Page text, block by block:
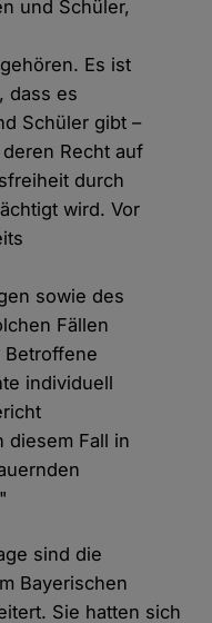
und Schüler,
Es ist
dass es
Schüler gibt –
Recht auf
durch
wird. Vor
sowie des
Fällen
individuell
diesem Fall in
sind die
Bayerischen
Sie hatten sich